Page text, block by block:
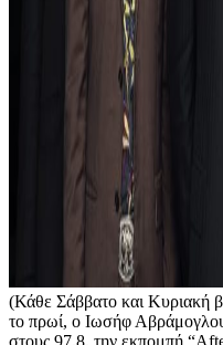
(Κάθε Σάββατο και Κυριακή
το πρωί, ο Ιωσήφ